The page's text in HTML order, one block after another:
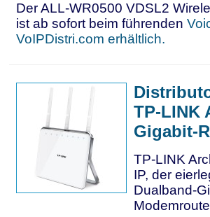
Der ALL-WR0500 VDSL2
ist ab sofort beim führenden
VoIPDistri.com erhältlich.
TP-LINK
Gigabit-
TP-LINK
IP, der
Dualband-